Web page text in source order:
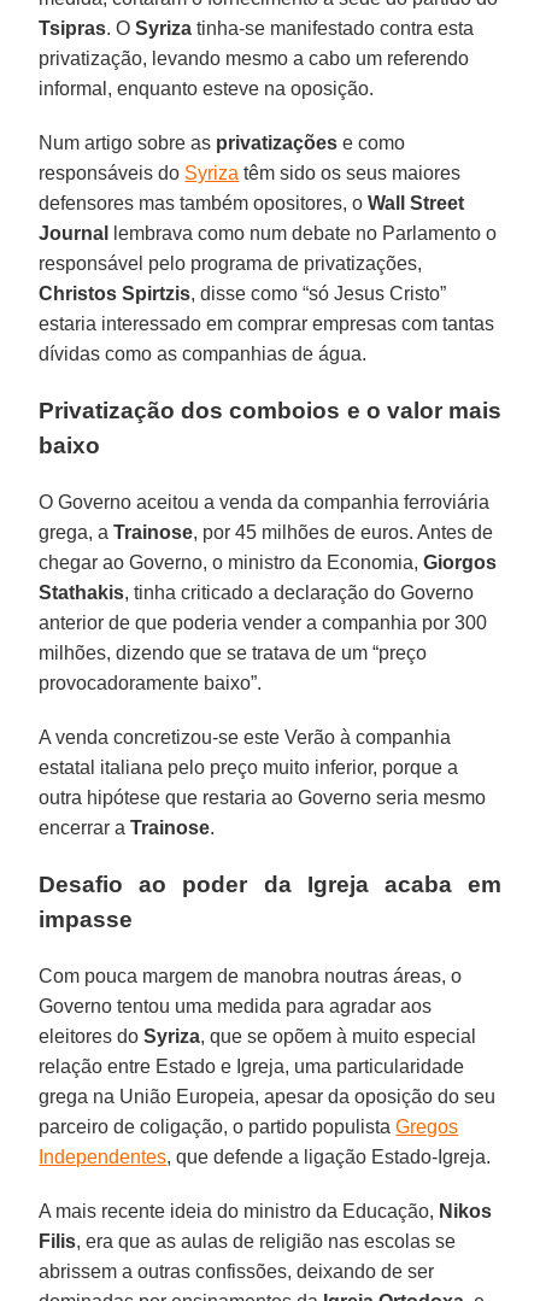
Tsipras. OSyriza tinha-se manifestado contra esta
privatização, levando mesmo a cabo um referendo
informal, enquanto esteve na oposição.
Num artigo sobre as privatizações e como
responsáveis do Syriza têm sido os seus maiores
defensores mas também opositores, oWall Street
Journal
lembrava como num debate no Parlamento o
responsável pelo programa de privatizações,
Christos Spirtzis, disse como “só Jesus Cristo”
estaria interessado em comprar empresas com tantas
dívidas como as companhias de água.
Privatização dos comboios e o valor mais
baixo
O Governo aceitou a venda da companhia ferroviária
grega, aTrainose, por 45 milhões de euros. Antes de
chegar ao Governo, o ministro da Economia,Giorgos
Stathakis, tinha criticado a declaração do Governo
anterior de que poderia vender a companhia por 300
milhões, dizendo que se tratava de um “preço
provocadoramente baixo”.
A venda concretizou-se este Verão à companhia
estatal italiana pelo preço muito inferior, porque a
outra hipótese que restaria ao Governo seria mesmo
encerrar aTrainose.
Desafio ao poder da Igreja acaba em
impasse
Com pouca margem de manobra noutras áreas, o
Governo tentou uma medida para agradar aos
eleitores doSyriza, que se opõem à muito especial
relação entre Estado e Igreja, uma particularidade
grega na União Europeia, apesar da oposição do seu
parceiro de coligação, o partido populistaGregos
Independentes, que defende a ligação Estado-Igreja.
A mais recente ideia do ministro da Educação, Nikos
Filis, era que as aulas de religião nas escolas se
abrissem a outras confissões, deixando de ser